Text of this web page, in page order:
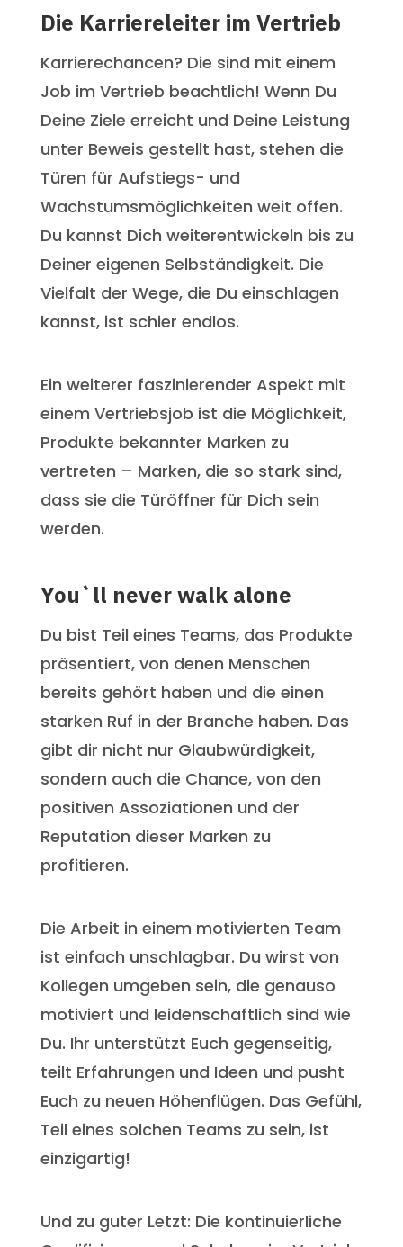
Die Karriereleiter im Vertrieb
Karrierechancen? Die sind mit einem
Job im Vertrieb beachtlich! Wenn Du
Deine Ziele erreicht und Deine Leistung
unter Beweis gestellt hast, stehen die
Türen für Aufstiegs- und
Wachstumsmöglichkeiten weit offen.
Du kannst Dich weiterentwickeln bis zu
Deiner eigenen Selbständigkeit. Die
Vielfalt der Wege, die Du einschlagen
kannst, ist schier endlos.
Ein weiterer faszinierender Aspekt mit
einem Vertriebsjob ist die Möglichkeit,
Produkte bekannter Marken zu
vertreten – Marken, die so stark sind,
dass sie die Türöffner für Dich sein
werden.
You`ll never walk alone
Du bist Teil eines Teams, das Produkte
präsentiert, von denen Menschen
bereits gehört haben und die einen
starken Ruf in der Branche haben. Das
gibt dir nicht nur Glaubwürdigkeit,
sondern auch die Chance, von den
positiven Assoziationen und der
Reputation dieser Marken zu
profitieren.
Die Arbeit in einem motivierten Team
ist einfach unschlagbar. Du wirst von
Kollegen umgeben sein, die genauso
motiviert und leidenschaftlich sind wie
Du. Ihr unterstützt Euch gegenseitig,
teilt Erfahrungen und Ideen und pusht
Euch zu neuen Höhenflügen. Das Gefühl,
Teil eines solchen Teams zu sein, ist
einzigartig!
Und zu guter Letzt: Die kontinuierliche